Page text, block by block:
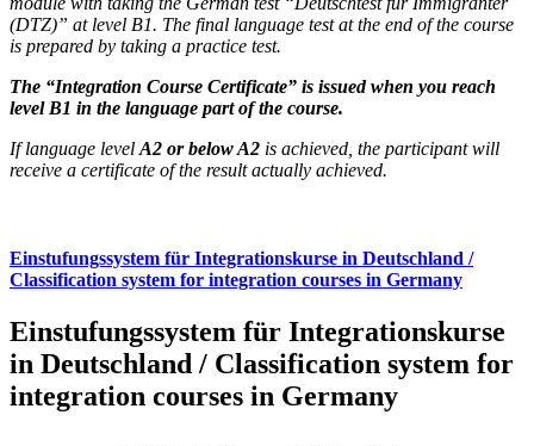
(DTZ)” at level B1. The final language test at the end of the course
is prepared by taking a practice test.
The “Integration Course Certificate” is issued when you reach
level B1 in the language part of the course.
If language level A2 or below A2 is achieved, the participant will
receive a certificate of the result actually achieved.
Einstufungssystem für Integrationskurse in Deutschland /
Classification system for integration courses in Germany
Einstufungssystem für Integrationskurse
in Deutschland / Classification system for
integration courses in Germany